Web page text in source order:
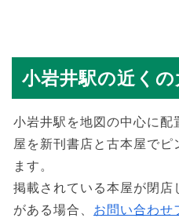
小岩井駅の近く
小岩井駅を地図の中心に配
屋を新刊書店と古本屋で
ます。
掲載されている本屋が閉店
がある場合、 お問い合わせ